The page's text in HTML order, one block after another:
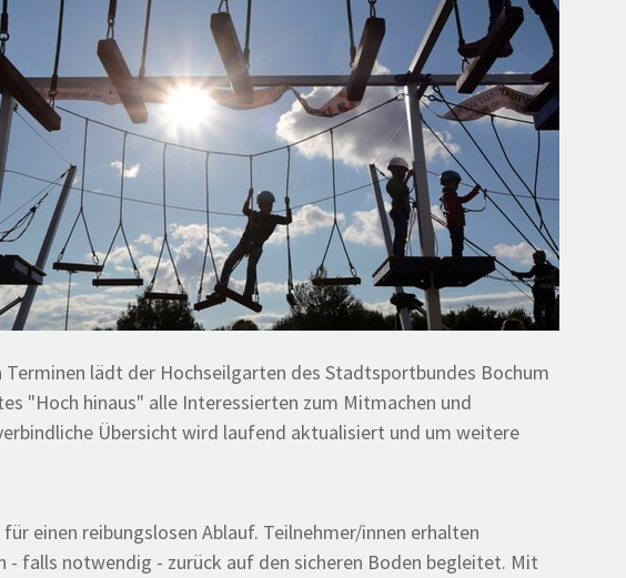
lädt der Hochseilgarten des Stadtsportbundes Bochum
"Hoch hinaus" alle Interessierten zum Mitmachen und
Übersicht wird laufend aktualisiert und um weitere
einen reibungslosen Ablauf. Teilnehmer/innen erhalten
- falls notwendig - zurück auf den sicheren Boden begleitet. Mit